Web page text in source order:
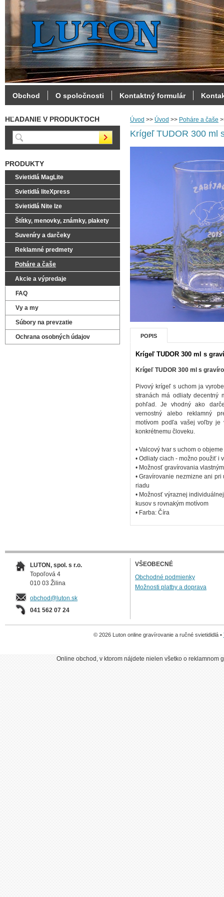
Úvod >> Úvod >> Poháre a čaše
Krígeľ TUDOR 300 ml
POPIS
Krígeľ TUDOR 300 ml s
Krígeľ TUDOR 300 ml s
Pivový krígeľ s uchom ja
stranách má odliaty decentný
pohľad. Je vhodný ako
vernostný alebo reklamný
motívom podľa vašej voľby
konkrétnemu človeku.
• Valcový tvar s uchom o
• Odliaty ciach - možno použiť i
• Možnosť gravírovania
• Gravírovanie nezmizne ani
riadu
• Možnosť výraznej
kusov s rovnakým motívom
• Farba: Číra
HĽADANIE V PRODUKTOCH
PRODUKTY
Svietidlá MagLite
Svietidlá liteXpress
Svietidlá Nite Ize
Štítky, menovky, známky, plakety
Suveníry a darčeky
Reklamné predmety
Poháre a čaše
Akcie a výpredaje
FAQ
Vy a my
Súbory na prevzatie
Ochrana osobných údajov
LUTON, spol. s r.o.
Topoľová 4
010 03 Žilina
obchod@luton.sk
041 562 07 24
VŠEOBECNÉ
Obchodné podmienky
Možnosti platby a doprava
© 2026 Luton online gravírovanie a ručné svietididlá •
Obchod O spoločnosti Kontaktný formulár
Online obchod, v ktorom nájdete nielen všetko o